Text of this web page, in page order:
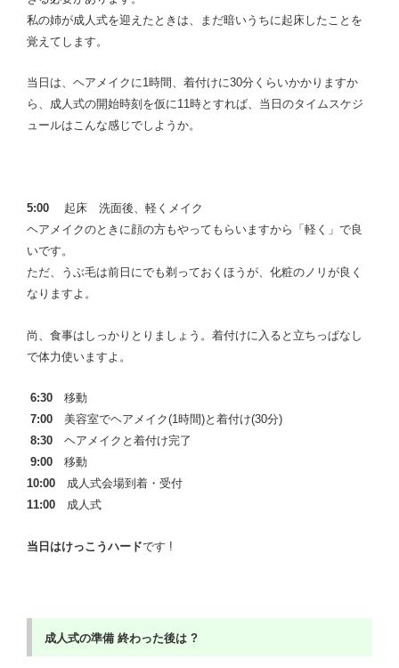
私の姉が成人式を迎えたときは、まだ暗いうちに起床したことを
覚えてします。
当日は、ヘアメイクに1時間、着付けに30分くらいかかりますか
ら、成人式の開始時刻を仮に11時とすれば、当日のタイムスケジ
ュールはこんな感じでしようか。
5:00 起床 洗面後、軽くメイク
ヘアメイクのときに顔の方もやってもらいますから「軽く」で良
いです。
ただ、うぶ毛は前日にでも剃っておくほうが、化粧のノリが良く
なりますよ。
尚、食事はしっかりとりましょう。着付けに入ると立ちっぱなし
で体力使いますよ。
6:30 移動
7:00 美容室でヘアメイク(1時間)と着付け(30分)
8:30 ヘアメイクと着付け完了
9:00 移動
10:00 成人式会場到着・受付
11:00 成人式
当日はけっこうハードです !
成人式の準備 終わった後は ?